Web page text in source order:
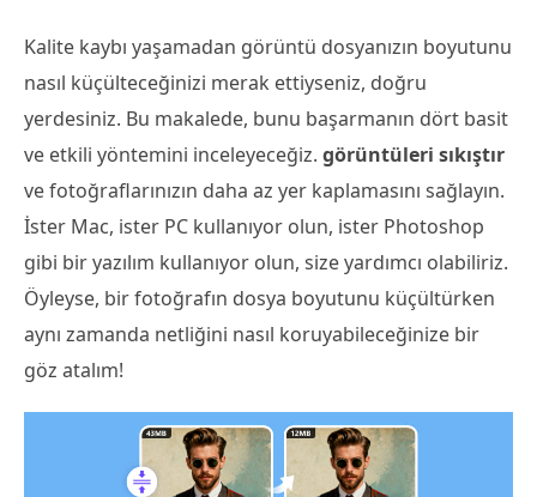
Kalite kaybı yaşamadan görüntü dosyanızın boyutunu
nasıl küçülteceğinizi merak ettiyseniz, doğru
yerdesiniz. Bu makalede, bunu başarmanın dört basit
ve etkili yöntemini inceleyeceğiz. görüntüleri sıkıştır
ve fotoğraflarınızın daha az yer kaplamasını sağlayın.
İster Mac, ister PC kullanıyor olun, ister Photoshop
gibi bir yazılım kullanıyor olun, size yardımcı olabiliriz.
Öyleyse, bir fotoğrafın dosya boyutunu küçültürken
aynı zamanda netliğini nasıl koruyabileceğinize bir
göz atalım!